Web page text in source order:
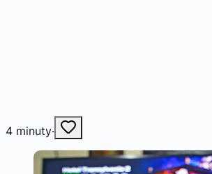
4 minuty·